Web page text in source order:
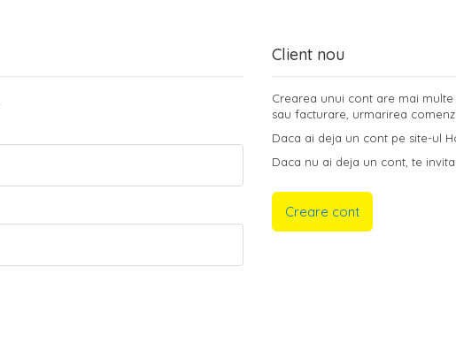
Client nou
Crearea unui cont are mai
sau facturare, urmarirea
Daca ai deja un cont pe site-ul
Daca nu ai deja un cont, te
Creare cont